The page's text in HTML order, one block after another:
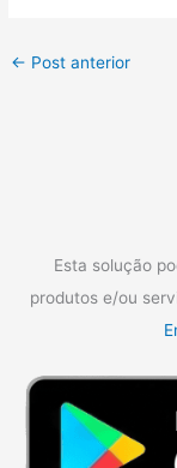
← Post anterior
Esta solução
produtos e/ou